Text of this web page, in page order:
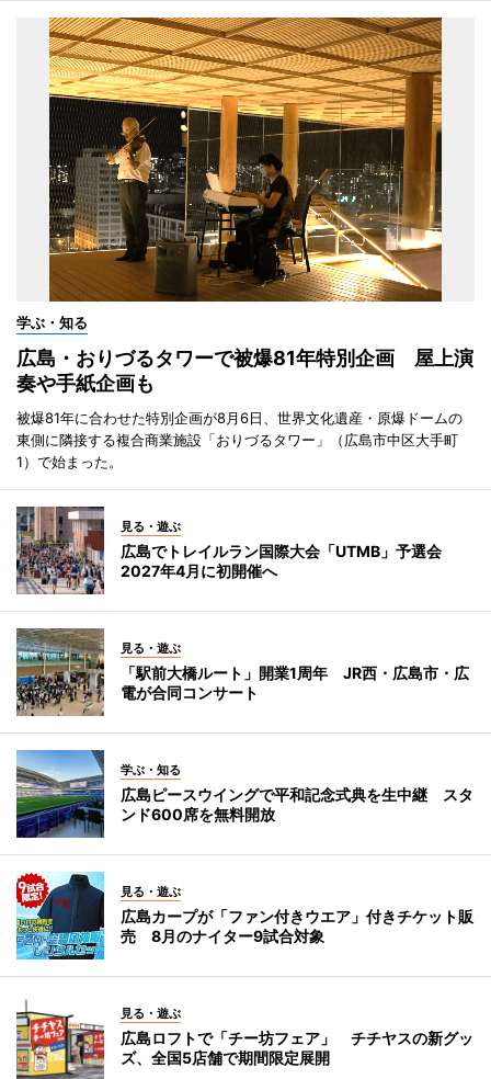
学ぶ・知る
広島・おりづるタワーで被爆81年特別企画 屋上演
奏や手紙企画も
被爆81年に合わせた特別企画が8月6日、世界文化遺産・原爆ドームの
東側に隣接する複合商業施設「おりづるタワー」（広島市中区大手町
1）で始まった。
見る・遊ぶ
広島でトレイルラン国際大会「UTMB」予選会
2027年4月に初開催へ
見る・遊ぶ
「駅前大橋ルート」開業1周年 JR西・広島市・広
電が合同コンサート
学ぶ・知る
広島ピースウイングで平和記念式典を生中継 スタ
ンド600席を無料開放
見る・遊ぶ
広島カープが「ファン付きウエア」付きチケット販
売 8月のナイター9試合対象
見る・遊ぶ
広島ロフトで「チー坊フェア」 チチヤスの新グッ
ズ、全国5店舗で期間限定展開